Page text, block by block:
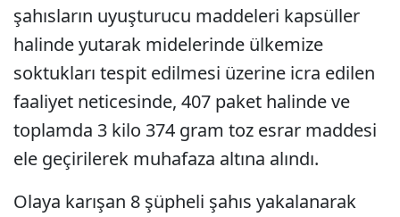
şahısların uyuşturucu maddeleri kapsüller
halinde yutarak midelerinde ülkemize
soktukları tespit edilmesi üzerine icra edilen
faaliyet neticesinde, 407 paket halinde ve
toplamda 3 kilo 374 gram toz esrar maddesi
ele geçirilerek muhafaza altına alındı.
Olaya karışan 8 şüpheli şahıs yakalanarak